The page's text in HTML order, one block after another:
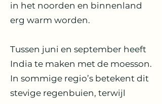
in het noorden en binnenland
erg warm worden.
Tussen juni en september heeft
India te maken met de moesson.
In sommige regio’s betekent dit
stevige regenbuien, terwijl